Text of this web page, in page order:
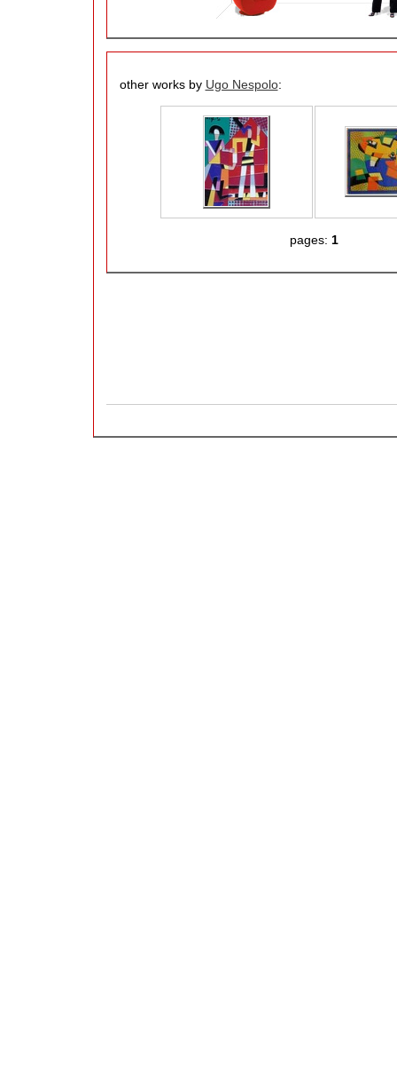
other works by Ugo Nespolo:
pages: 1